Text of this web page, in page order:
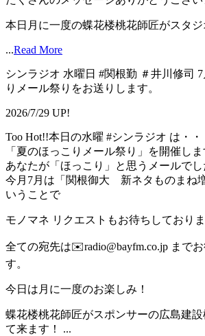
本日月に一度の蝶花楼桃花師匠がスタ
...Read More
シンラジオ 水曜日 #関根勤 ＃井川修司
りメール祭りをお送りします。
2026/7/29 UP!
Too Hot!!本日の水曜 #シンラジオ は・・
「夏のほっこりメール祭り」を開催しま
あなたが「ほっこり」と思うメールでし
今月7月は「関根御大 新ネタものまね
いうことで
モノマネ リクエストもお待ちしておりま
全ての宛先は✉️radio@bayfm.co.jp まで
す。
今日は月に一度のお楽しみ！
蝶花楼桃花師匠がスポンサーの広島建
て来ます！ ...